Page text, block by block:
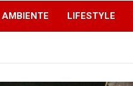
AMBIENTE LIFESTYLE